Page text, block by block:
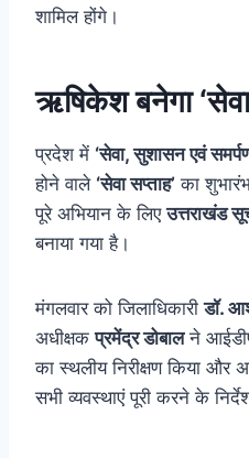
शामिल होंगे।
ऋषिकेश बनेगा
प्रदेश में ‘सेवा, सुशासन एवं
होने वाले ‘सेवा सप्ताह’ का
पूरे अभियान के लिएउत्तराखंड
बनाया गया है।
मंगलवार को जिलाधिकारीडॉ.
अधीक्षकप्रमेंद्र डोबालने
का स्थलीय निरीक्षण किया और
सभी व्यवस्थाएं पूरी करने के